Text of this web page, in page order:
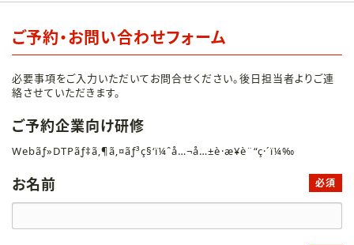
ご予約・お問い合わせフォーム
必要事項をご入力いただいてお問合せください。後日担当者よりご連
絡させていただきます。
ご予約企業向け研修
Webãƒ»DTPãƒ‡ã‚¶ã‚¤ãƒ³ç§‘ï¼ˆå…¬å…±è·æ¥­è¨“ç·´ï¼‰
お名前 必須